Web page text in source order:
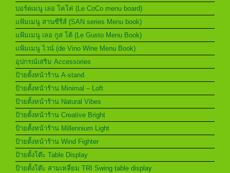
บอร์ดเมนู เลอ โคโค่ (Le CoCo menu board)
แฟ้มเมนู สานซีรีส์ (SAN series Menu book)
แฟ้มเมนู เลอ กูส โต้ (Le Gusto Menu Book)
แฟ้มเมนู ไวน์ (de Vino Wine Menu Book)
อุปกรณ์เสริม Accessories
ป้ายตั้งหน้าร้าน A-stand
ป้ายตั้งหน้าร้าน Minimal – Loft
ป้ายตั้งหน้าร้าน Natural Vibes
ป้ายตั้งหน้าร้าน Creative Bright
ป้ายตั้งหน้าร้าน Millennium Light
ป้ายตั้งหน้าร้าน Wind Fighter
ป้ายตั้งโต๊ะ Table Display
ป้ายตั้งโต๊ะ สามเหลี่ยม TRI Swing table display